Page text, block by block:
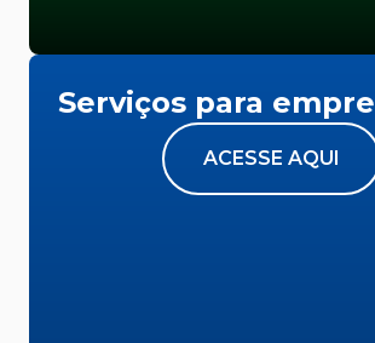
Serviços para
ACESSE AQUI